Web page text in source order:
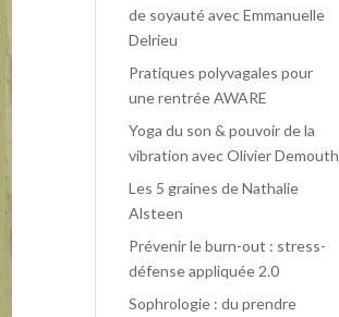
de soyauté avec Emmanuelle
Delrieu
Pratiques polyvagales pour
une rentrée AWARE
Yoga du son & pouvoir de la
vibration avec Olivier Demouth
Les 5 graines de Nathalie
Alsteen
Prévenir le burn-out : stress-
défense appliquée 2.0
Sophrologie : du prendre